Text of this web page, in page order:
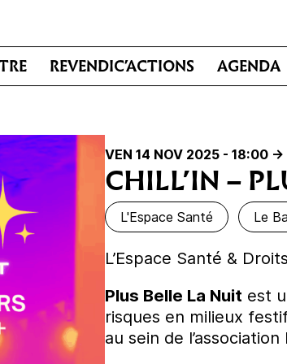
REVENDIC’ACTIONS AGENDA
VEN 14 NOV 2025 - 18:00 -
CHILL’IN –
L'Espace Santé Le
L’Espace Santé &
Plus Belle La Nuit est
risques en milieux
au sein de